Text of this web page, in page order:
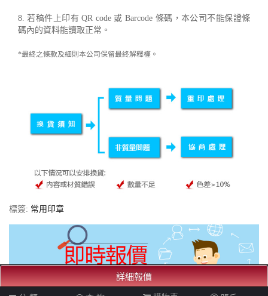
8. 若稿件上印有 QR code 或 Barcode 條碼，本公司不能保證條
碼內的資料能讀取正常。
*最終之條款及細則本公司保留最終解釋權。
標簽: 常用印章
詳細報價